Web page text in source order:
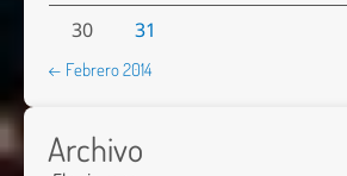
30
31
← Febrero 2014
Archivo